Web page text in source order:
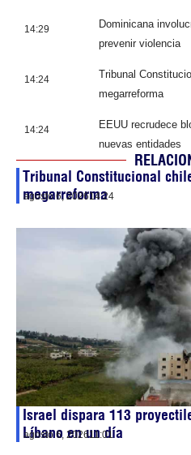
14:29
Dominicana
prevenir violencia
14:24
Tribunal
megarreforma
14:24
EEUU recrudece
nuevas entidades
Tribunal Constitucional
megarreforma
agosto 6, 202614:24
Israel dispara 113
Líbano en un día
agosto 6, 202611:01